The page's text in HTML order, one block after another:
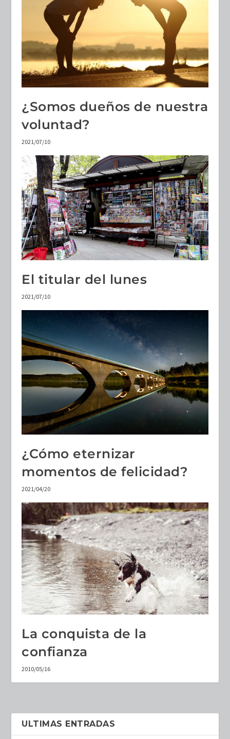
¿Somos dueños de nuestra
voluntad?
2021/07/10
El titular del lunes
2021/07/10
¿Cómo eternizar
momentos de felicidad?
2021/04/20
La conquista de la
confianza
2010/05/16
ULTIMAS ENTRADAS